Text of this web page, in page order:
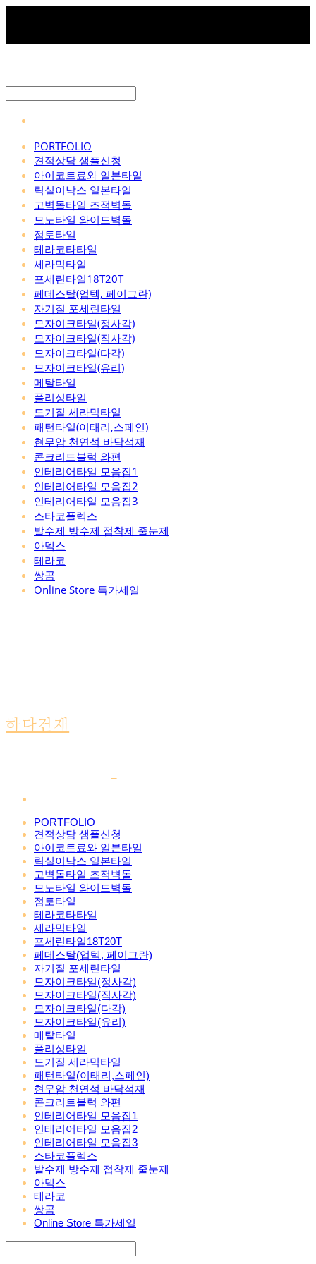
PORTFOLIO
견적상담 샘플신청
아이코트료와 일본타일
릭실이낙스 일본타일
고벽돌타일 조적벽돌
모노타일 와이드벽돌
점토타일
테라코타타일
세라믹타일
포세린타일18T20T
페데스탈(업텍, 페이그란)
자기질 포세린타일
모자이크타일(정사각)
모자이크타일(직사각)
모자이크타일(다각)
모자이크타일(유리)
메탈타일
폴리싱타일
도기질 세라믹타일
패턴타일(이태리,스페인)
현무암 천연석 바닥석재
콘크리트블럭 와편
인테리어타일 모음집1
인테리어타일 모음집2
인테리어타일 모음집3
스타코플렉스
발수제 방수제 접착제 줄눈제
아덱스
테라코
쌍곰
Online Store 특가세일
하다건재
PORTFOLIO
견적상담 샘플신청
아이코트료와 일본타일
릭실이낙스 일본타일
고벽돌타일 조적벽돌
모노타일 와이드벽돌
점토타일
테라코타타일
세라믹타일
포세린타일18T20T
페데스탈(업텍, 페이그란)
자기질 포세린타일
모자이크타일(정사각)
모자이크타일(직사각)
모자이크타일(다각)
모자이크타일(유리)
메탈타일
폴리싱타일
도기질 세라믹타일
패턴타일(이태리,스페인)
현무암 천연석 바닥석재
콘크리트블럭 와편
인테리어타일 모음집1
인테리어타일 모음집2
인테리어타일 모음집3
스타코플렉스
발수제 방수제 접착제 줄눈제
아덱스
테라코
쌍곰
Online Store 특가세일